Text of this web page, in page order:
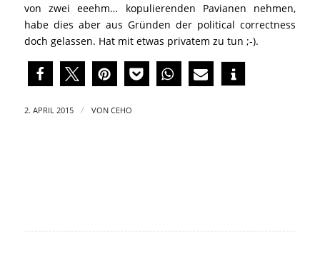
von zwei eeehm… kopulierenden Pavianen nehmen,
habe dies aber aus Gründen der political correctness
doch gelassen. Hat mit etwas privatem zu tun ;-).
2. APRIL 2015 / VON CEHO